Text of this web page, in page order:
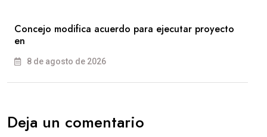
Concejo modifica acuerdo para ejecutar proyecto
en
8 de agosto de 2026
Deja un comentario